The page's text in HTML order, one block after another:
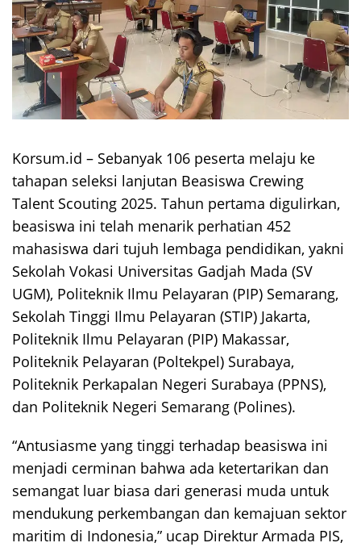
Korsum.id – Sebanyak 106 peserta melaju ke
tahapan seleksi lanjutan Beasiswa Crewing
Talent Scouting 2025. Tahun pertama digulirkan,
beasiswa ini telah menarik perhatian 452
mahasiswa dari tujuh lembaga pendidikan, yakni
Sekolah Vokasi Universitas Gadjah Mada (SV
UGM), Politeknik Ilmu Pelayaran (PIP) Semarang,
Sekolah Tinggi Ilmu Pelayaran (STIP) Jakarta,
Politeknik Ilmu Pelayaran (PIP) Makassar,
Politeknik Pelayaran (Poltekpel) Surabaya,
Politeknik Perkapalan Negeri Surabaya (PPNS),
dan Politeknik Negeri Semarang (Polines).
“Antusiasme yang tinggi terhadap beasiswa ini
menjadi cerminan bahwa ada ketertarikan dan
semangat luar biasa dari generasi muda untuk
mendukung perkembangan dan kemajuan sektor
maritim di Indonesia,” ucap Direktur Armada PIS,